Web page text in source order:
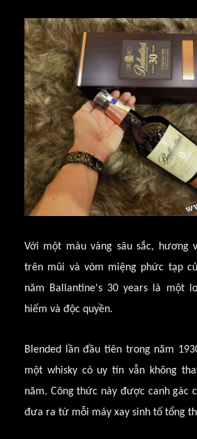
Với một màu vàng sâu sắc, hương
trên mũi và vòm miệng phức tạp
năm Ballantine's 30 years là một
hiếm và độc quyền.
Blended lần đầu tiên trong năm
một whisky có uy tín vẫn không
năm. Công thức này được canh gác
đưa ra từ mỗi máy xay sinh tố tổng